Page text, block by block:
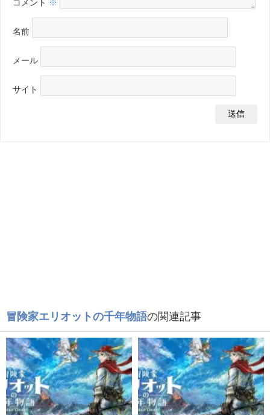
コメント ※
名前
メール
サイト
冒険家エリオットの千年物語の関連記事